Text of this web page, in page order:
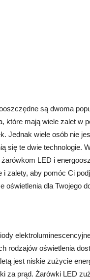
są dwoma
które mają wiele zalet w
Jednak wiele osób nie
się te dwie technologie.
LED i
i zalety, aby pomóc Ci
oświetlenia dla Twojego
rodzajów oświetlenia
jest niskie zużycie
za prąd. Żarówki LED